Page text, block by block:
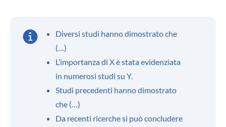
Diversi studi hanno dimostrato che
(…)
L’importanza di X è stata evidenziata
in numerosi studi su Y.
Studi precedenti hanno dimostrato
che (…)
Da recenti ricerche si può concludere